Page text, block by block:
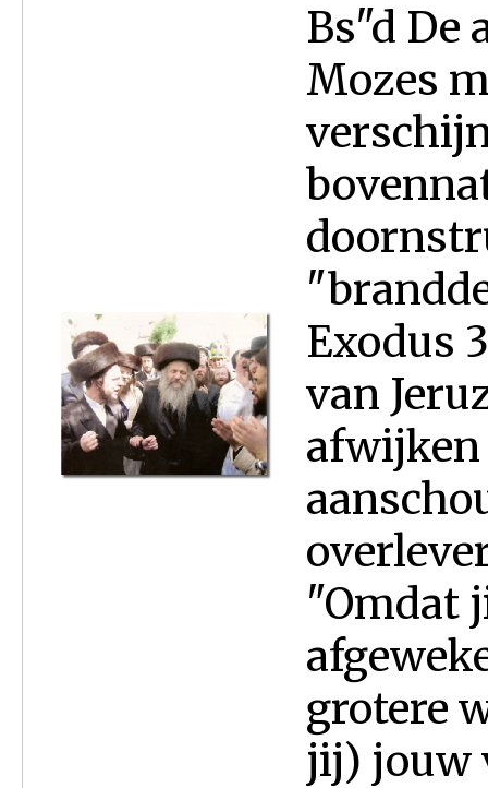
Bs"d De
Mozes
Exodus
van
afwijken
"Omdat
grotere
jij) jouw